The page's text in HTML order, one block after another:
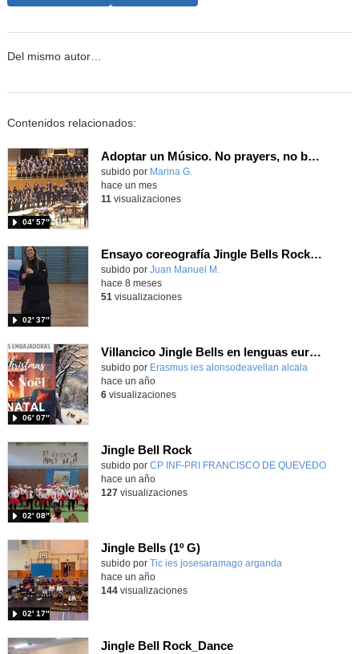
Del mismo autor…
Contenidos relacionados:
Adoptar un Músico. No prayers, no bells.
Contenido educativo.
subido por Marina G.
04′ 57″
hace un mes
11 visualizaciones
Ensayo coreografía Jingle Bells Rock 25
Contenido educativo.
subido por Juan Manuel M.
02′ 37″
hace 8 meses
51 visualizaciones
Villancico Jingle Bells en lenguas europeas
subido por Erasmus ies alonsodeavellan alcala
06′ 07″
hace un año
6visualizaciones
Jingle Bell Rock
Contenido educativo.
subido por CP INF-PRI FRANCISCO DE QUEVEDO
02′ 08″
-
hace un año
127visualizaciones
Jingle Bells (1º G)
subido por Tic ies josesaramago arganda
02′ 17″
hace un año
144visualizaciones
Jingle Bell Rock_Dance